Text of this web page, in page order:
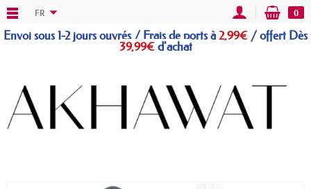
Envoi sous 1-2 jours ouvrés / Frais de ports à 2,99€ /offert Dès
39,99€d'achat
FR 0